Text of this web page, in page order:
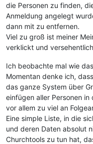
die Personen zu finden,
Anmeldung angelegt
dann mit zu entfernen.
Viel zu groß ist meiner
verklickt und
Ich beobachte mal wie
Momentan denke ich,
das ganze System über
einfügen aller Personen
vor allem zu viel an
Eine simple Liste, in die
und deren Daten absolut
Churchtools zu tun hat,